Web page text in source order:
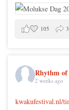
105 3
Rhythm
2 weeks ago
kwakufestival.nl/